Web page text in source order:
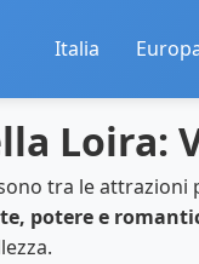
Italia
Loira:
tra le attrazioni
potere e